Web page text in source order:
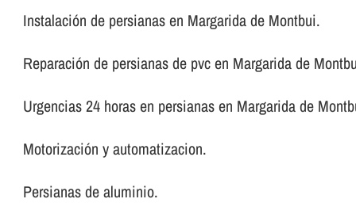
Instalación de persianas en Margarida de Montbui.
Reparación de persianas de pvc en Margarida de
Urgencias 24 horas en persianas en Margarida de
Motorización y automatizacion.
Persianas de aluminio.